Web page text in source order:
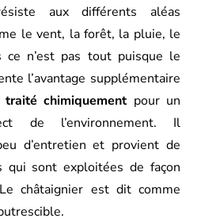
aux différents aléas
le vent, la forêt, la pluie, le
n’est pas tout puisque le
l’avantage supplémentaire
chimiquementpour un
de l’environnement. Il
d’entretien et provient de
qui sont exploitées de façon
châtaignier est dit comme